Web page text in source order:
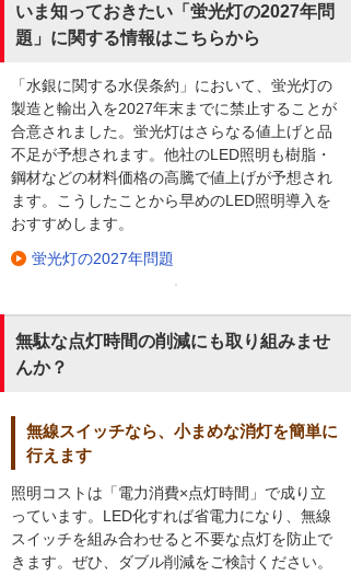
いま知っておきたい「蛍光灯の2027年問
題」に関する情報はこちらから
「水銀に関する水俣条約」において、蛍光灯の
製造と輸出入を2027年末までに禁止することが
合意されました。蛍光灯はさらなる値上げと品
不足が予想されます。他社のLED照明も樹脂・
鋼材などの材料価格の高騰で値上げが予想され
ます。こうしたことから早めのLED照明導入を
おすすめします。
蛍光灯の2027年問題
無駄な点灯時間の削減にも取り組みませ
んか？
無線スイッチなら、小まめな消灯を簡単に
行えます
照明コストは「電力消費×点灯時間」で成り立
っています。LED化すれば省電力になり、無線
スイッチを組み合わせると不要な点灯を防止で
きます。ぜひ、ダブル削減をご検討ください。